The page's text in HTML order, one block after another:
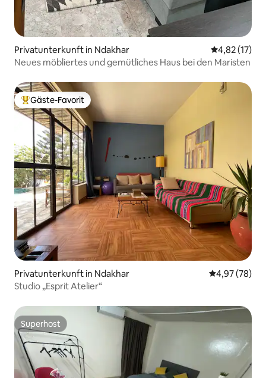
Privatunterkunft in Ndakhar
4,82 (17)
Neues möbliertes und gemütliches Haus bei den Maristen
Beliebter Gäste-Favorit.
Gäste-Favorit
Privatunterkunft in Ndakhar
4,97 (78)
Studio „Esprit Atelier“
Superhost
Superhost